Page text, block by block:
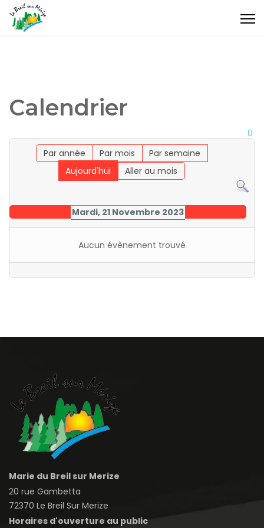
Calendrier
Par année Par mois
Par semaine
Aujourd'hui
Aller au mois
Mardi, 21 Novembre 2023
Aucun évènement trouvé
Marie du Breil sur Merize
20 rue Gambetta
72370 Le Breil Sur Merize
Horaires d'ouverture au public